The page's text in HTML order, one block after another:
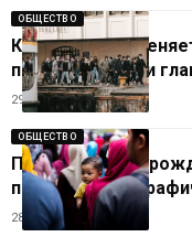
ОБЩЕСТВО
Как миграция
преимущества и
29.07.2026
ОБЩЕСТВО
Почему падает
причины
28.07.2026